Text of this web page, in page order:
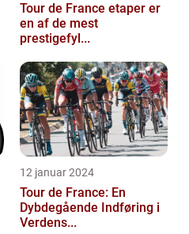
Tour de France etaper er
en af de mest
prestigefyl...
12 januar 2024
Tour de France: En
Dybdegående Indføring i
Verdens...